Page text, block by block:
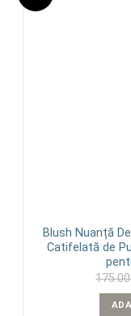
Blush Nuanță
Catifelată de